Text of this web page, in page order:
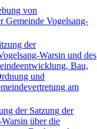
von
Gemeinde Vogelsang-
der
Warsin und des
Bau,
und
am
der Satzung der
über die